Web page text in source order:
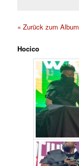
« Zurück zum Album
Hocico